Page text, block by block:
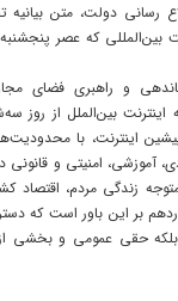
رسانی دولت، متن
و راهبری فضای
اینترنت، با
آموزشی، امنیتی و
زندگی مردم، اقتصاد
بر این باور است که
بلکه حقی عمومی و بخشی